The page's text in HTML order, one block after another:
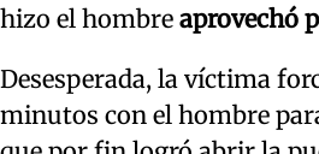
hizo el hombre aprovechó
Desesperada, la víctima
minutos con el hombre